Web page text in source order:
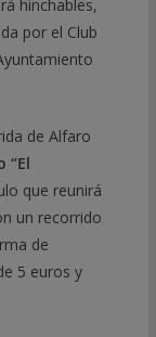
hinchables,
por el Club
de Alfaro
“El
que reunirá
un recorrido
de
5 euros y